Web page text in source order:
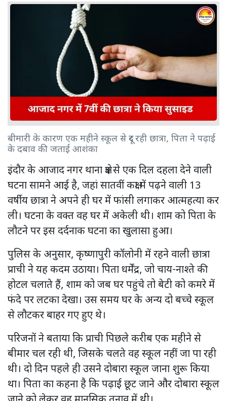
बीमारी के कारण एक महीने स्कूल से दूर रही छात्रा, पिता ने पढ़ाई
के दबाव की जताई आशंका
इंदौर के आजाद नगर थाना क्षेत्र से एक दिल दहला देने वाली
घटना सामने आई है, जहां सातवीं कक्षा में पढ़ने वाली 13
वर्षीय छात्रा ने अपने ही घर में फांसी लगाकर आत्महत्या कर
ली। घटना के वक्त वह घर में अकेली थी। शाम को पिता के
लौटने पर इस दर्दनाक घटना का खुलासा हुआ।
पुलिस के अनुसार, कृष्णापुरी कॉलोनी में रहने वाली छात्रा
प्राची ने यह कदम उठाया। पिता धर्मेंद्र, जो चाय-नाश्ते की
होटल चलाते हैं, शाम को जब घर पहुंचे तो बेटी को कमरे में
फंदे पर लटका देखा। उस समय घर के अन्य दो बच्चे स्कूल
से लौटकर बाहर गए हुए थे।
परिजनों ने बताया कि प्राची पिछले करीब एक महीने से
बीमार चल रही थी, जिसके चलते वह स्कूल नहीं जा पा रही
थी। दो दिन पहले ही उसने दोबारा स्कूल जाना शुरू किया
था। पिता का कहना है कि पढ़ाई छूट जाने और दोबारा स्कूल